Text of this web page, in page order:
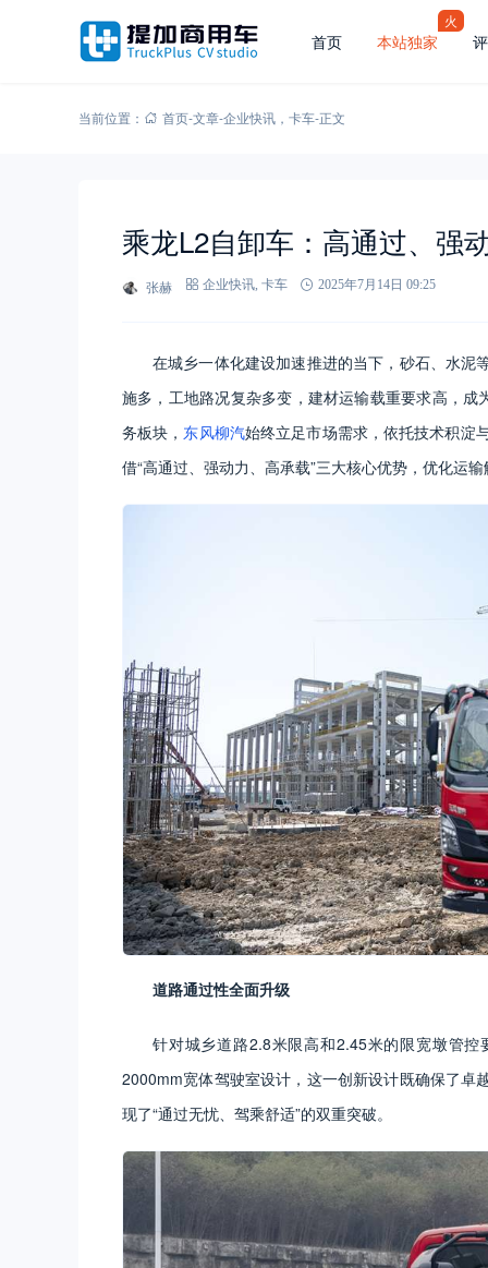
首页 本站独家
火
当前位置： 首页-文章-企业快讯 ， 卡车-正文
乘龙L2自卸车：高通过、强
张赫 企业快讯 卡车 2025年7月14日 09:25
在城乡一体化建设加速推进的当下，砂石、水泥
施多，工地路况复杂多变，建材运输载重要求高，成
务板块， 东风柳汽始终立足市场需求，依托技术积淀
借“高通过、强动力、高承载”三大核心优势，优化运
道路通过性全面升级
针对城乡道路2.8米限高和2.45米的限宽墩管控
2000mm宽体驾驶室设计，这一创新设计既确保了卓
现了“通过无忧、驾乘舒适”的双重突破。